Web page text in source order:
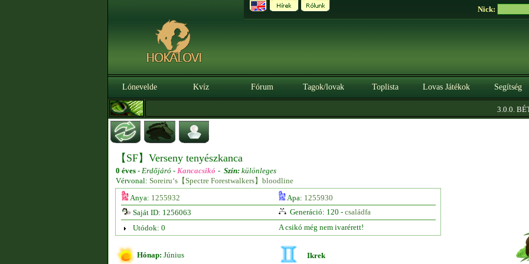
Nick:
Lónevelde Kvíz Fórum Tagok/lovak Toplista Lovas Játékok Segítség
3.0.0. BÉTA
【SF】Verseny tenyészkanca
0 éves - Erdőjáró - Kancacsikó - Szín: különleges
Vérvonal: Soreiru‘s【Spectre Forestwalkers】bloodline
Anya: 1255932 Apa: 1255930
Saját ID: 1256063
Generáció: 120 - családfa
Utódok: 0
A csikó még nem ivarérett!
Hónap: Június Ikrek